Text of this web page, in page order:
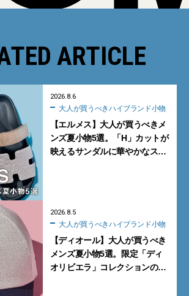
ARTICLE
2026.8.6
大人が買うべきハイブランド小物
【エルメス】大人が買うべきメ
ンズ夏小物5選。「H」カットが
映えるサンダルに華やかなス
2026.8.5
大人が買うべきハイブランド小物
【ディオール】大人が買うべき
メンズ夏小物5選。限定「ディ
オリビエラ」コレクションの